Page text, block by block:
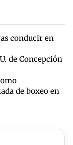
conducir en
de Concepción
de boxeo en